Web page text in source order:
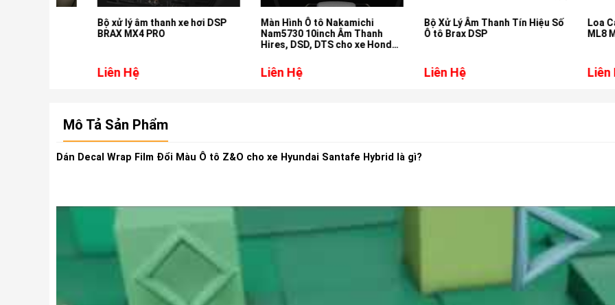
Bộ xử lý âm thanh xe hơi DSP
BRAX MX4 PRO
Liên Hệ
Màn Hình Ô tô Nakamichi
Nam5730 10inch Âm Thanh
Hires, DSD, DTS cho xe Honda
Liên Hệ
Bộ Xử Lý Âm Thanh Tín Hiệu Số
Ô tô Brax DSP
Liên Hệ
Loa Cánh Ô
ML8 MID
Liên Hệ
Mô Tả Sản Phẩm
Dán Decal Wrap Film Đổi Màu Ô tô Z&O cho xe Hyundai Santafe Hybrid là gì?